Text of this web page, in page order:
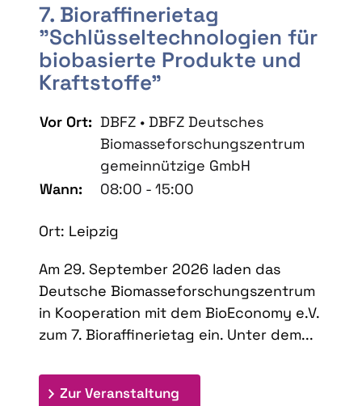
7. Bioraffinerietag
"Schlüsseltechnologien für
biobasierte Produkte und
Kraftstoffe"
Vor Ort: DBFZ • DBFZ Deutsches
Biomasseforschungszentrum
gemeinnützige GmbH
Wann:
08:00 - 15:00
Ort: Leipzig
Am 29. September 2026 laden das
Deutsche Biomasseforschungszentrum
in Kooperation mit dem BioEconomy e.V.
zum 7. Bioraffinerietag ein. Unter dem...
Zur Veranstaltung